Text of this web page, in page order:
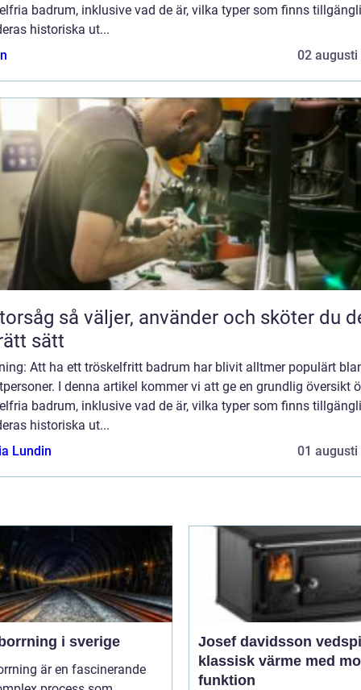
badrum, inklusive vad de är, vilka typer som finns
historiska ut...
02 augusti
använder och sköter du den
sätt
Att ha ett tröskelfritt badrum har blivit alltmer populärt
I denna artikel kommer vi att ge en grundlig översikt
badrum, inklusive vad de är, vilka typer som finns
historiska ut...
Lundin
01 augusti
i sverige
är en fascinerande
Josef davidsson
klassisk värme med
funktion